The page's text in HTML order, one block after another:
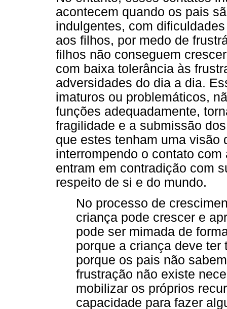
acontecem quando os pais
indulgentes, com
aos filhos, por medo de
filhos não conseguem
com baixa tolerância às
adversidades do dia a dia.
imaturos ou problemáticos,
funções adequadamente,
fragilidade e a submissão
que estes tenham uma visão
interrompendo o contato
entram em contradição com
respeito de si e do mundo.
No processo de
criança pode crescer e
pode ser mimada de
porque a criança deve
porque os pais não
frustração não existe
mobilizar os próprios
capacidade para fazer